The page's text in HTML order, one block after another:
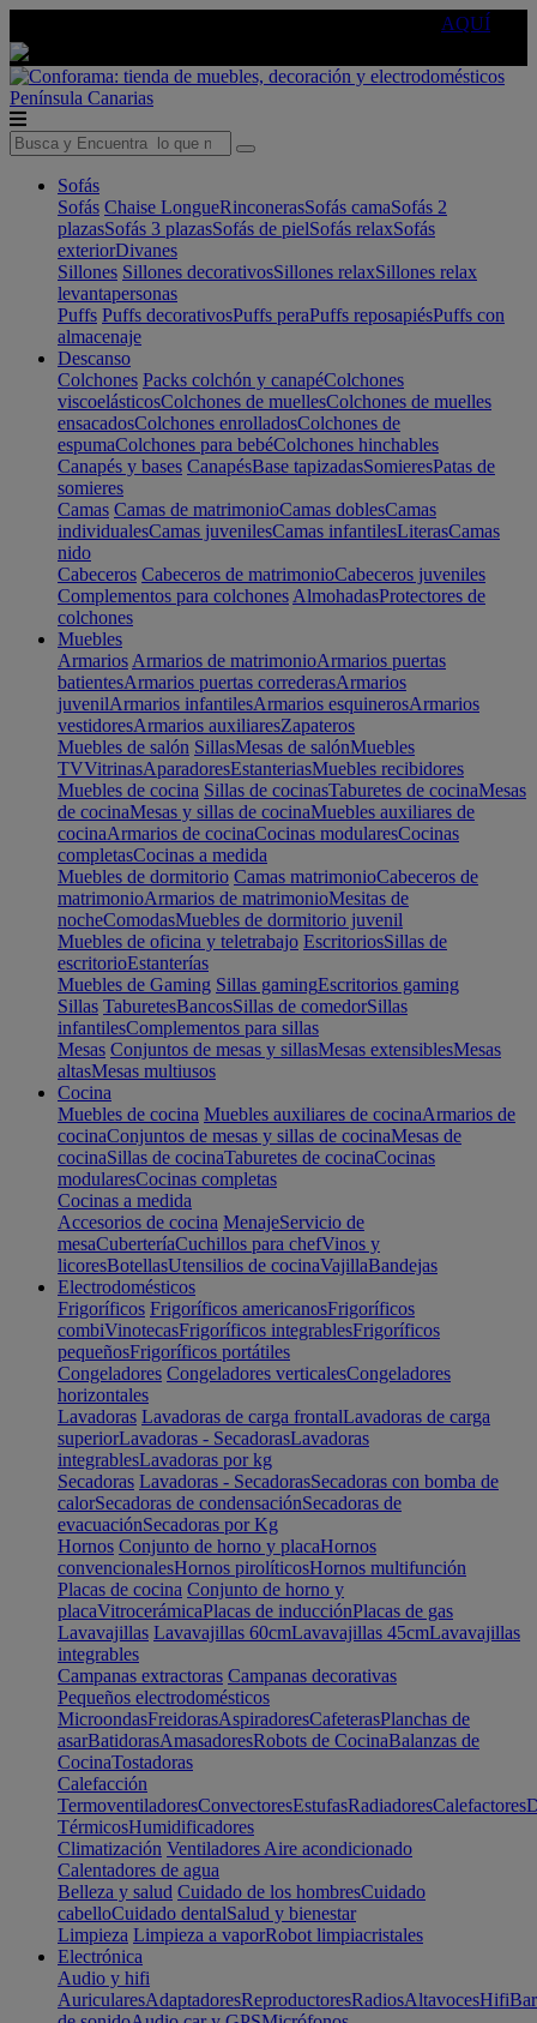
AQUÍ
Península Canarias
Sofás
Sofás Chaise LongueRinconerasSofás camaSofás 2
plazasSofás 3 plazasSofás de pielSofás relaxSofás
exteriorDivanes
Sillones Sillones decorativosSillones relaxSillones relax
levantapersonas
Puffs Puffs decorativosPuffs peraPuffs reposapiésPuffs con
almacenaje
Descanso
Colchones Packs colchón y canapéColchones
viscoelásticosColchones de muellesColchones de muelles
ensacadosColchones enrolladosColchones de
espumaColchones para bebéColchones hinchables
Canapés y bases CanapésBase tapizadasSomieresPatas de
somieres
Camas Camas de matrimonioCamas doblesCamas
individualesCamas juvenilesCamas infantilesLiterasCamas
nido
Cabeceros Cabeceros de matrimonioCabeceros juveniles
Complementos para colchones AlmohadasProtectores de
colchones
Muebles
Armarios Armarios de matrimonioArmarios puertas
batientesArmarios puertas correderasArmarios
juvenilArmarios infantilesArmarios esquinerosArmarios
vestidoresArmarios auxiliaresZapateros
Muebles de salón SillasMesas de salónMuebles
TVVitrinasAparadoresEstanteriasMuebles recibidores
Muebles de cocina Sillas de cocinasTaburetes de cocinaMesas
de cocinaMesas y sillas de cocinaMuebles auxiliares de
cocinaArmarios de cocinaCocinas modularesCocinas
completasCocinas a medida
Muebles de dormitorio Camas matrimonioCabeceros de
matrimonioArmarios de matrimonioMesitas de
nocheComodasMuebles de dormitorio juvenil
Muebles de oficina y teletrabajo EscritoriosSillas de
escritorioEstanterías
Muebles de Gaming Sillas gamingEscritorios gaming
Sillas TaburetesBancosSillas de comedorSillas
infantilesComplementos para sillas
Mesas Conjuntos de mesas y sillasMesas extensiblesMesas
altasMesas multiusos
Cocina
Muebles de cocina Muebles auxiliares de cocinaArmarios de
cocinaConjuntos de mesas y sillas de cocinaMesas de
cocinaSillas de cocinaTaburetes de cocinaCocinas
modularesCocinas completas
Cocinas a medida
Accesorios de cocina MenajeServicio de
mesaCuberteríaCuchillos para chefVinos y
licoresBotellasUtensilios de cocinaVajillaBandejas
Electrodomésticos
Frigoríficos Frigoríficos americanosFrigoríficos
combiVinotecasFrigoríficos integrablesFrigoríficos
pequeñosFrigoríficos portátiles
Congeladores Congeladores verticalesCongeladores
horizontales
Lavadoras Lavadoras de carga frontalLavadoras de carga
superiorLavadoras - SecadorasLavadoras
integrablesLavadoras por kg
Secadoras Lavadoras - SecadorasSecadoras con bomba de
calorSecadoras de condensaciónSecadoras de
evacuaciónSecadoras por Kg
Hornos Conjunto de horno y placaHornos
convencionalesHornos pirolíticosHornos multifunción
Placas de cocina Conjunto de horno y
placaVitrocerámicaPlacas de inducciónPlacas de gas
Lavavajillas Lavavajillas 60cmLavavajillas 45cmLavavajillas
integrables
Campanas extractoras Campanas decorativas
Pequeños electrodomésticos
MicroondasFreidorasAspiradoresCafeterasPlanchas de
asarBatidorasAmasadoresRobots de CocinaBalanzas de
CocinaTostadoras
Calefacción
TermoventiladoresConvectoresEstufasRadiadoresCalefactores
TérmicosHumidificadores
Climatización Ventiladores Aire acondicionado
Calentadores de agua
Belleza y salud Cuidado de los hombresCuidado
cabelloCuidado dentalSalud y bienestar
Limpieza Limpieza a vaporRobot limpiacristales
Electrónica
Audio y hifi
AuricularesAdaptadoresReproductoresRadiosAltavocesHifi